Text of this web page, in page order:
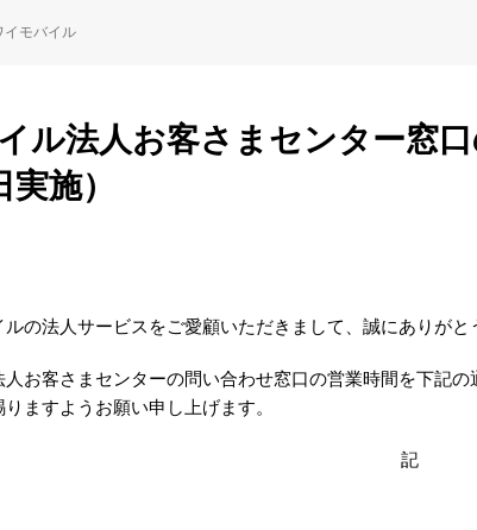
イモバイル
ル法人お客さまセンター窓
施）
の法人サービスをご愛顧いただきまして、誠にありがと
人お客さまセンターの問い合わせ窓口の営業時間を下記
ますようお願い申し上げます。
記